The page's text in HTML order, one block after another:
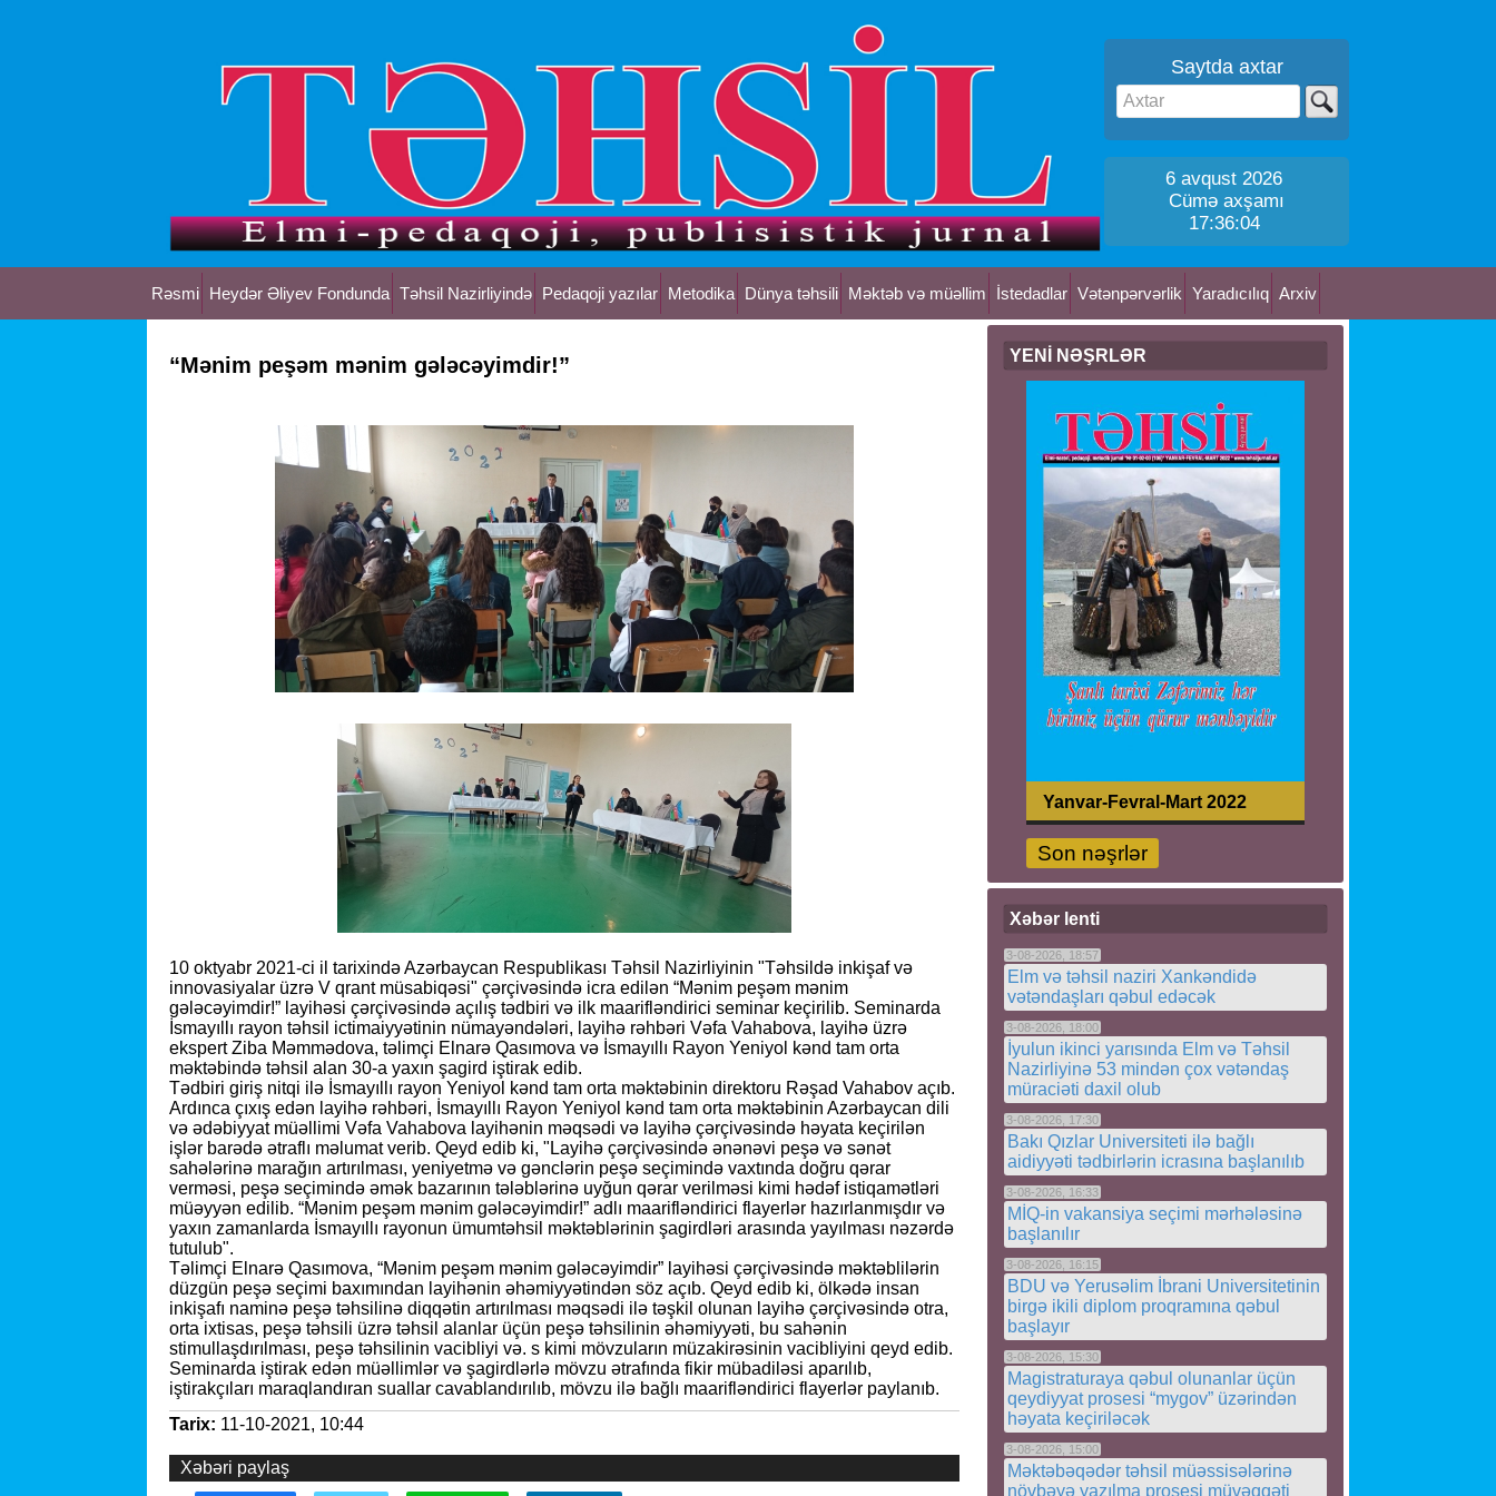
Saytda axtar
6 avqust 2026
Cümə axşamı
17:36:05
Rəsmi Heydər Əliyev Fondunda Təhsil Nazirliyində Pedaqoji yazılar Metodika Dünya təhsili Məktəb və müəllim İstedadlar Vətənpərvərlik Yaradıcılıq Arxiv
“Mənim peşəm mənim gələcəyimdir!”
10 oktyabr 2021-ci il tarixində Azərbaycan Respublikası Təhsil Nazirliyinin "Təhsildə inkişaf və
innovasiyalar üzrə V qrant müsabiqəsi" çərçivəsində icra edilən “Mənim peşəm mənim
gələcəyimdir!” layihəsi çərçivəsində açılış tədbiri və ilk maarifləndirici seminar keçirilib. Seminarda
İsmayıllı rayon təhsil ictimaiyyətinin nümayəndələri, layihə rəhbəri Vəfa Vahabova, layihə üzrə
ekspert Ziba Məmmədova, təlimçi Elnarə Qasımova və İsmayıllı Rayon Yeniyol kənd tam orta
məktəbində təhsil alan 30-a yaxın şagird iştirak edib.
Tədbiri giriş nitqi ilə İsmayıllı rayon Yeniyol kənd tam orta məktəbinin direktoru Rəşad Vahabov açıb.
Ardınca çıxış edən layihə rəhbəri, İsmayıllı Rayon Yeniyol kənd tam orta məktəbinin Azərbaycan dili
və ədəbiyyat müəllimi Vəfa Vahabova layihənin məqsədi və layihə çərçivəsində həyata keçirilən
işlər barədə ətraflı məlumat verib. Qeyd edib ki, "Layihə çərçivəsində ənənəvi peşə və sənət
sahələrinə marağın artırılması, yeniyetmə və gənclərin peşə seçimində vaxtında doğru qərar
verməsi, peşə seçimində əmək bazarının tələblərinə uyğun qərar verilməsi kimi hədəf istiqamətləri
müəyyən edilib. “Mənim peşəm mənim gələcəyimdir!” adlı maarifləndirici flayerlər hazırlanmışdır və
yaxın zamanlarda İsmayıllı rayonun ümumtəhsil məktəblərinin şagirdləri arasında yayılması nəzərdə
tutulub".
Təlimçi Elnarə Qasımova, “Mənim peşəm mənim gələcəyimdir” layihəsi çərçivəsində məktəblilərin
düzgün peşə seçimi baxımından layihənin əhəmiyyətindən söz açıb. Qeyd edib ki, ölkədə insan
inkişafı naminə peşə təhsilinə diqqətin artırılması məqsədi ilə təşkil olunan layihə çərçivəsində otra,
orta ixtisas, peşə təhsili üzrə təhsil alanlar üçün peşə təhsilinin əhəmiyyəti, bu sahənin
stimullaşdırılması, peşə təhsilinin vacibliyi və. s kimi mövzuların müzakirəsinin vacibliyini qeyd edib.
Seminarda iştirak edən müəllimlər və şagirdlərlə mövzu ətrafında fikir mübadiləsi aparılıb,
iştirakçıları maraqlandıran suallar cavablandırılıb, mövzu ilə bağlı maarifləndirici flayerlər paylanıb.
Tarix: 11-10-2021, 10:44
Xəbəri paylaş
YENİ NƏŞRLƏR
Yanvar-Fevral-Mart 2022
Son nəşrlər
Xəbər lenti
3-08-2026, 18:57
Elm və təhsil naziri Xankəndidə
vətəndaşları qəbul edəcək
3-08-2026, 18:00
İyulun ikinci yarısında Elm və Təhsil
Nazirliyinə 53 mindən çox vətəndaş
müraciəti daxil olub
3-08-2026, 17:30
Bakı Qızlar Universiteti ilə bağlı
aidiyyəti tədbirlərin icrasına başlanılıb
3-08-2026, 16:33
MİQ-in vakansiya seçimi mərhələsinə
başlanılır
3-08-2026, 16:15
BDU və Yerusəlim İbrani Universitetinin
birgə ikili diplom proqramına qəbul
başlayır
3-08-2026, 15:30
Magistraturaya qəbul olunanlar üçün
qeydiyyat prosesi “mygov” üzərindən
həyata keçiriləcək
3-08-2026, 15:00
Məktəbəqədər təhsil müəssisələrinə
növbəyə yazılma prosesi müvəqqəti